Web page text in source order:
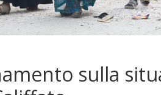
sulla